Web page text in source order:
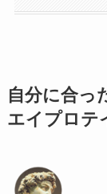
自分に合
エイプロテ